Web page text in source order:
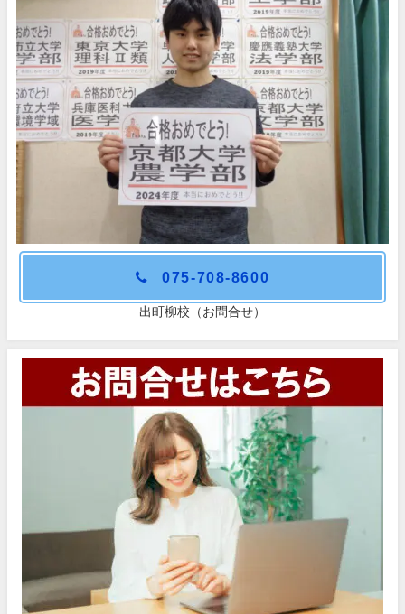
075-708-8600
出町柳校（お問合せ）